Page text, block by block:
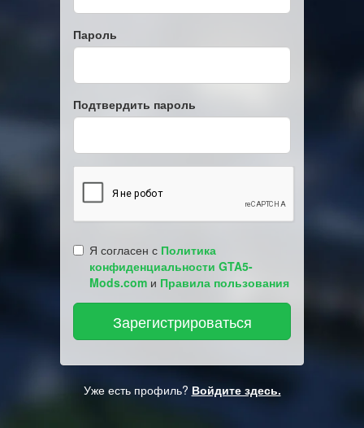
Пароль
Подтвердить пароль
Я согласен с Политика
конфиденциальности GTA5-
Mods.com и Правила пользования
Уже есть профиль? Войдите здесь.